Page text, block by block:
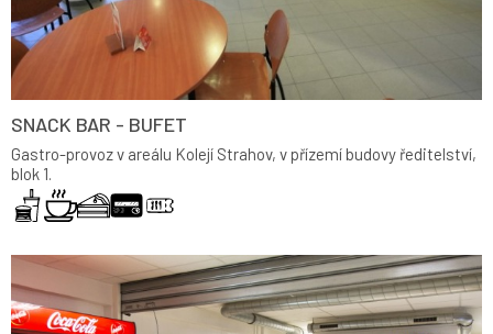
SNACK BAR - BUFET
Gastro-provoz v areálu Kolejí Strahov, v přízemí budovy ředitelství,
blok 1.